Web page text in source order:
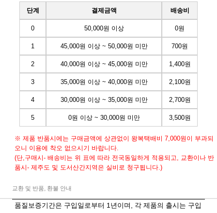
단계 결제금액 배송비
0 50,000원 이상 0원
1 45,000원 이상 ~ 50,000원 미만 700원
2 40,000원 이상 ~ 45,000원 미만 1,400원
3 35,000원 이상 ~ 40,000원 미만 2,100원
4 30,000원 이상 ~ 35,000원 미만 2,700원
5 0원 이상 ~ 30,000원 미만 3,500원
※ 제품 반품시에는 구매금액에 상관없이 왕복택배비 7,000원이 부과되
오니 이용에 착오 없으시기 바랍니다.
(단,구매시- 배송비는 위 표에 따라 전국동일하게 적용되고, 교환이나 반
품시- 제주도 및 도서산간지역은 실비로 청구됩니다.)
교환 및 반품, 환불 안내
품질보증기간은 구입일로부터 1년이며, 각 제품의 출시는 구입